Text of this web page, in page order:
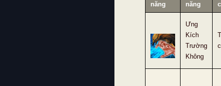
năng
năng
Ưng
Kích
Trường
Không